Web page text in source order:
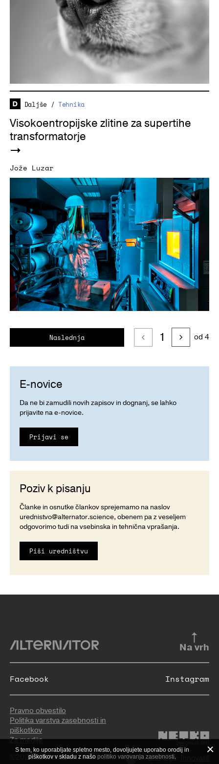
S tem, ko uporabljate spletno mesto, dovoljujete uporabo orodij in
piškotkov v skladu z našo politiko varovanja zasebnosti.
Daljše /Tehnika
Visokoentropijske zlitine za supertihe
transformatorje
Jože Luzar
1 od 4
Naslednja
E-novice
Da ne bi zamudili novih zapisov in dognanj, se lahko
prijavite na e-novice.
Prijavi se
Poziv k pisanju
Članke in osnutke člankov sprejemamo na naslov
urednistvo@alternator.science, obenem pa z veseljem
odgovorimo tudi na vsebinska in tehnična vprašanja.
Piši uredništvu
Na vrh
©2026 Alternator
Pravno obvestilo
Politika varstva zasebnosti in
piškotkov
Za medije
Facebook Instagram
Produkcija: